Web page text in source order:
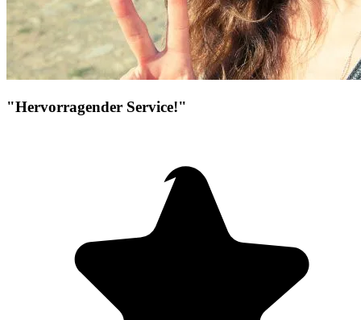
"Hervorragender Service!"